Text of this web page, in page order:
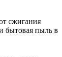
сжигания
бытовая пыль в